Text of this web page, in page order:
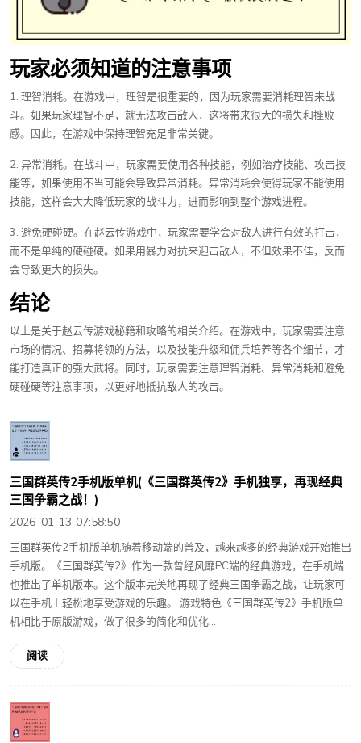
玩家必须知道的注意事项
1. 理智消耗。在游戏中，理智是很重要的，因为玩家需要消耗理智来战
斗。如果玩家理智不足，就无法攻击敌人，这将带来很大的损失和挫败
感。因此，在游戏中保持理智充足非常关键。
2. 异常消耗。在战斗中，玩家需要使用各种技能，例如治疗技能、攻击技
能等，如果使用不当可能会导致异常消耗。异常消耗会使得玩家不能使用
技能，这样会大大降低玩家的战斗力，进而影响到整个游戏进程。
3. 避免硬碰硬。在赵云传游戏中，玩家需要学会对敌人进行有效的打击，
而不是单纯的硬碰硬。如果用暴力对抗来迎击敌人，不但效果不佳，反而
会导致更大的损失。
结论
以上是关于赵云传游戏秘籍和攻略的相关介绍。在游戏中，玩家需要注意
市场的情况、招募将领的方法，以及技能升级和佣兵培养等各个细节，才
能打造真正的强大武将。同时，玩家需要注意理智消耗、异常消耗和避免
硬碰硬等注意事项，以更好地抵抗敌人的攻击。
三国群英传2手机版单机(《三国群英传2》手机独享，再现经典
三国争霸之战！)
2026-01-13 07:58:50
三国群英传2手机版单机随着移动端的普及，越来越多的经典游戏开始推出
手机版。《三国群英传2》作为一款曾经风靡PC端的经典游戏，在手机端
也推出了单机版本。这个版本完美地再现了经典三国争霸之战，让玩家可
以在手机上轻松地享受游戏的乐趣。 游戏特色《三国群英传2》手机版单
机相比于原版游戏，做了很多的简化和优化...
阅读